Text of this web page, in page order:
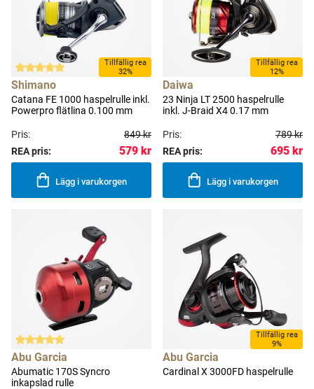
Tillfällig rea
32%
Shimano
Catana FE 1000 haspelrulle inkl.
Powerpro flätlina 0.100 mm
Pris:
849 kr
REA pris:
579 kr
Lägg i varukorgen
Tillfällig rea
12%
Daiwa
23 Ninja LT 2500 haspelrulle
inkl. J-Braid X4 0.17 mm
Pris:
789 kr
REA pris:
695 kr
Lägg i varukorgen
Abu Garcia
Abumatic 170S Syncro
inkapslad rulle
Tillfällig rea
9%
Abu Garcia
Cardinal X 3000FD haspelrulle